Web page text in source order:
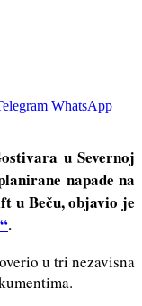
WhatsApp
u Severnoj
napade na
u Beču, objavio je
.
u tri nezavisna